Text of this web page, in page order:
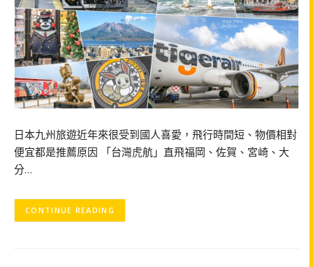
日本九州旅遊近年來很受到國人喜愛，飛行時間短、物價相對
便宜都是推薦原因 「台灣虎航」直飛福岡、佐賀、宮崎、大
分…
CONTINUE READING